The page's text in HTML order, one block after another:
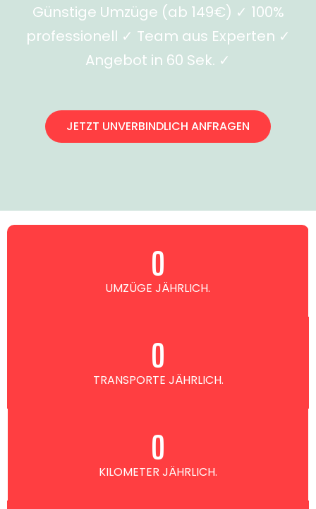
Günstige Umzüge (ab 149€) ✓ 100%
professionell ✓ Team aus Experten ✓
Angebot in 60 Sek. ✓
JETZT UNVERBINDLICH ANFRAGEN
UMZÜGE JÄHRLICH.
0
TRANSPORTE JÄHRLICH.
0
KILOMETER JÄHRLICH.
0